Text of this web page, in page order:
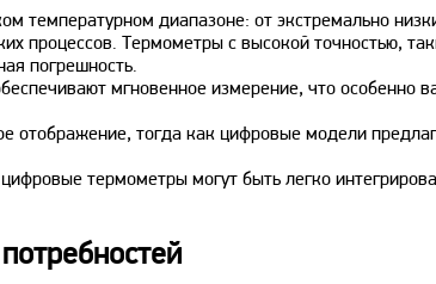
диапазоне: от экстремально
процессов. Термометры с высокой точностью,
погрешность.
мгновенное измерение, что особенно
тогда как цифровые модели
термометры могут быть легко